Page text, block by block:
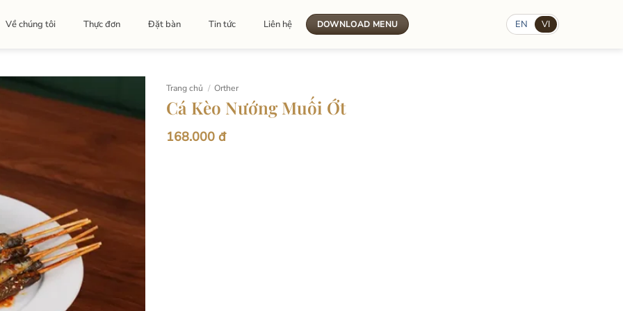
Về chúng tôi Thực đơn Đặt bàn Tin tức Liên hệ DOWNLOAD MENU EN VI
Trang chủ / Orther
Cá Kèo Nướng Muối Ớt
168.000 đ